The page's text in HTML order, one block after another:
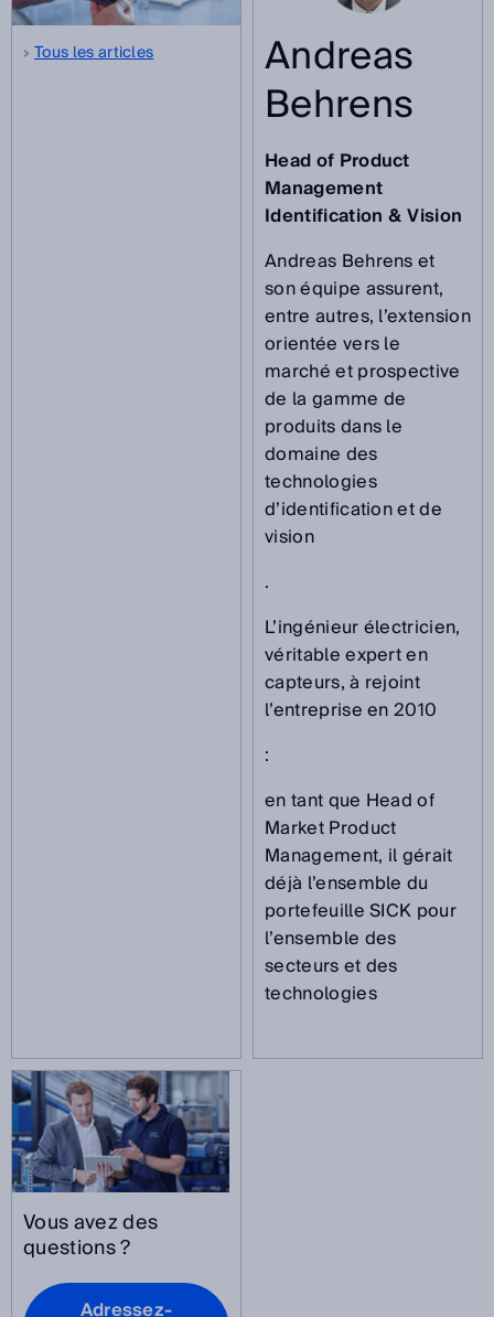
Tous les articles Andreas
Behrens
Head of Product
Management
Identification & Vision
Andreas Behrens et
son équipe assurent,
entre autres, l’extension
orientée vers le
marché et prospective
de la gamme de
produits dans le
domaine des
technologies
d’identification et de
vision
.
L’ingénieur électricien,
véritable expert en
capteurs, à rejoint
l’entreprise en 2010
:
en tant que Head of
Market Product
Management, il gérait
déjà l’ensemble du
portefeuille SICK pour
l’ensemble des
secteurs et des
technologies
Vous avez des
questions ?
Adressez-